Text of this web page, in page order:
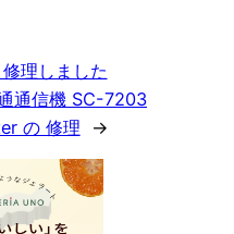
理しました
通信機 SC-7203
の 修理
→